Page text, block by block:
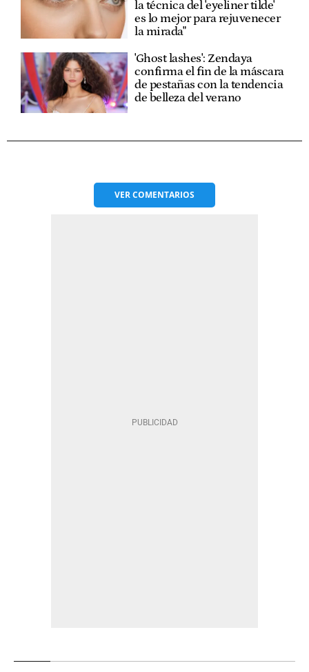
la técnica del 'eyeliner tilde'
es lo mejor para rejuvenecer
la mirada"
'Ghost lashes': Zendaya
confirma el fin de la máscara
de pestañas con la tendencia
de belleza del verano
VERCOMENTARIOS